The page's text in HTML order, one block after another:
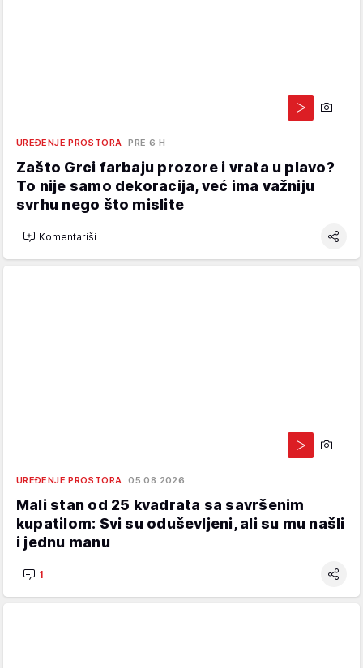
UREĐENJE PROSTORA PRE 6 H
Zašto Grci farbaju prozore i vrata u plavo?
To nije samo dekoracija, već ima važniju
svrhu nego što mislite
Komentariši
UREĐENJE PROSTORA 05.08.2026.
Mali stan od 25 kvadrata sa savršenim
kupatilom: Svi su oduševljeni, ali su mu našli
i jednu manu
1